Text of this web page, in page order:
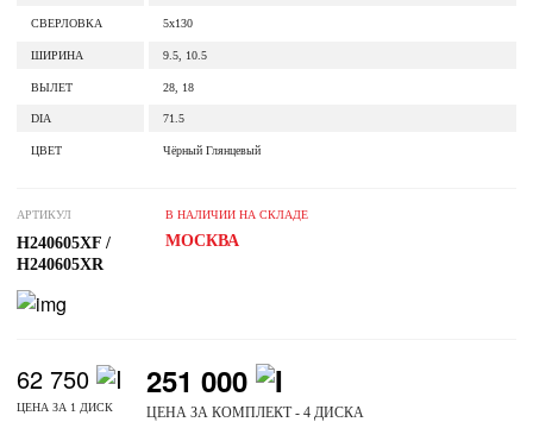
СВЕРЛОВКА 5x130
ШИРИНА 9.5, 10.5
ВЫЛЕТ 28, 18
DIA 71.5
ЦВЕТ Чёрный Глянцевый
АРТИКУЛ
H240605XF /
H240605XR
В НАЛИЧИИ НА СКЛАДЕ
МОСКВА
62 750
ЦЕНА ЗА 1 ДИСК
251 000
ЦЕНА ЗА КОМПЛЕКТ - 4 ДИСКА